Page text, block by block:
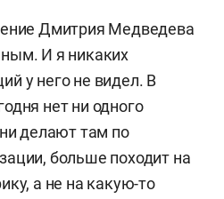
Дмитрия Медведева
И я никаких
у него не видел. В
нет ни одного
делают там по
больше походит на
а не на какую-то